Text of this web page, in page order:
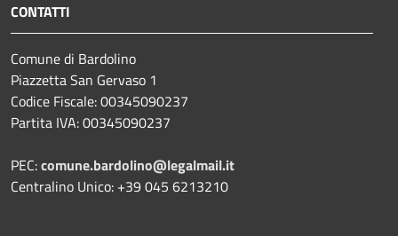
CONTATTI
Comune di Bardolino
Piazzetta San Gervaso 1
Codice Fiscale: 00345090237
Partita IVA: 00345090237
PEC:comune.bardolino@legalmail.it
Centralino Unico: +39 045 6213210